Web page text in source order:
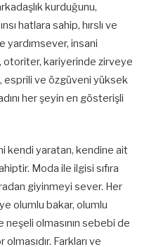
kurduğunu,
hatlara sahip, hırslı ve
yardımsever, insani
kariyerinde zirveye
esprili ve özgüveni yüksek
her şeyin en gösterişli
kendi yaratan, kendine ait
Moda ile ilgisi sıfıra
giyinmeyi sever. Her
olumlu bakar, olumlu
olmasının sebebi de
Farkları ve